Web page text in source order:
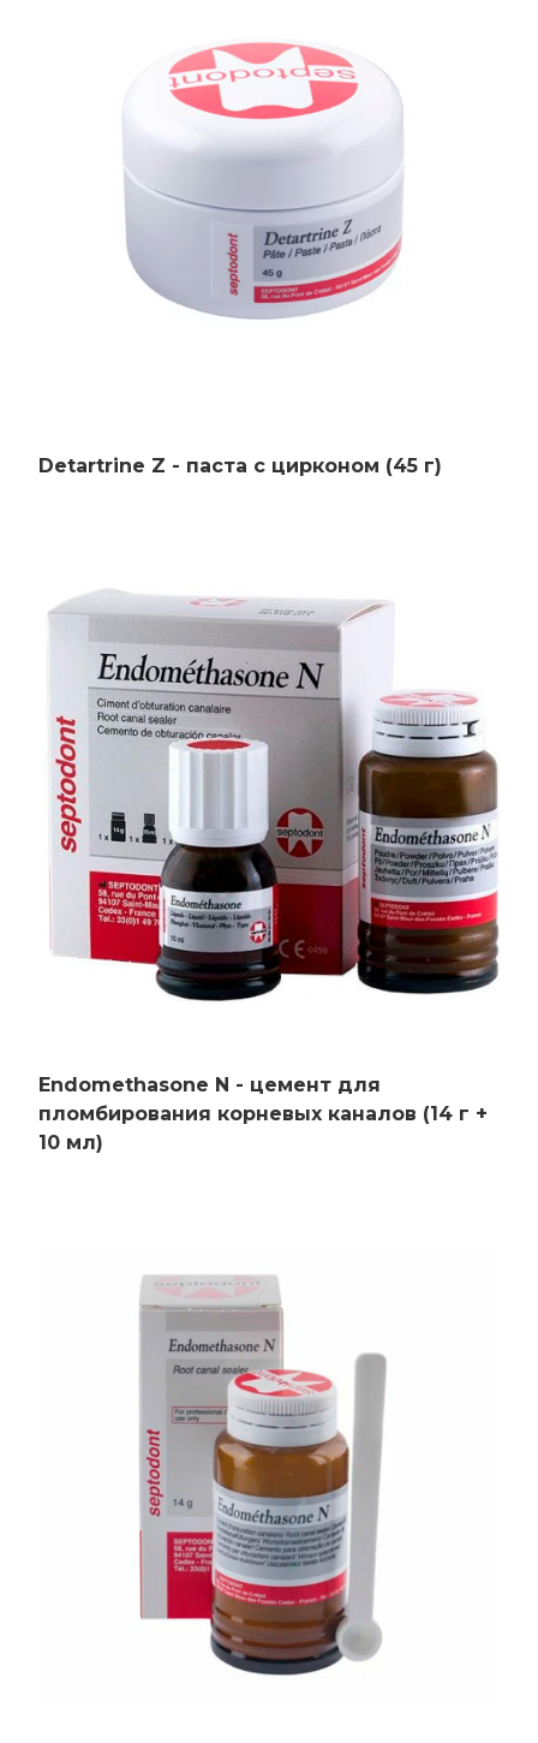
Каталог
Сотрудничество
Как купить
Контакты
Detartrine Z - паста с цирконом (45 г)
Endomethasone N - цемент для
пломбирования корневых каналов (14 г +
10 мл)